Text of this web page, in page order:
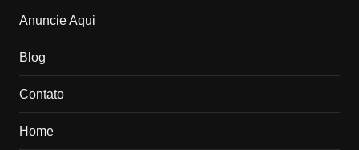
Anuncie Aqui
Blog
Contato
Home